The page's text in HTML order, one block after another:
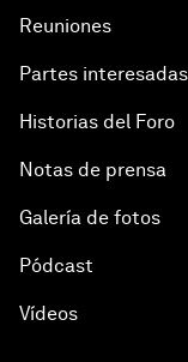
Reuniones
Partes interesadas
Historias del Foro
Notas de prensa
Galería de fotos
Pódcast
Vídeos